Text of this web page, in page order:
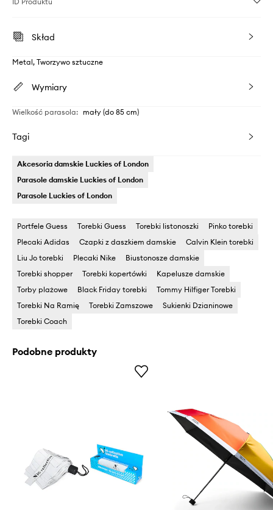
Skład
Metal, Tworzywo sztuczne
Wymiary
Wielkość parasola: mały (do 85 cm)
Tagi
Akcesoria damskie Luckies of London
Parasole damskie Luckies of London
Parasole Luckies of London
Portfele Guess Torebki Guess Torebki listonoszki
Pinko torebki
Plecaki Adidas
Czapki z daszkiem damskie
Calvin Klein torebki
Liu Jo torebki
Plecaki Nike
Biustonosze damskie
Torebki shopper
Torebki kopertówki
Kapelusze damskie
Torby plażowe
Black Friday torebki
Tommy Hilfiger Torebki
Torebki Na Ramię
Torebki Zamszowe
Sukienki Dzianinowe
Torebki Coach
Podobne produkty